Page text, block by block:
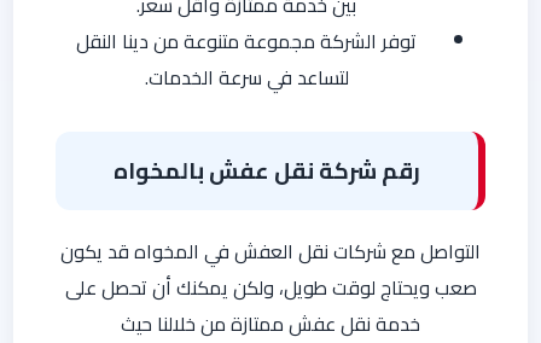
توفر الشركة مجموعة متنوعة من دينا النقل
لتساعد في سرعة الخدمات.
رقم شركة نقل عفش بالمخواه
التواصل مع شركات نقل العفش في المخواه قد يكون
صعب ويحتاج لوقت طويل، ولكن يمكنك أن تحصل على
خدمة نقل عفش ممتازة من خلالنا حيث